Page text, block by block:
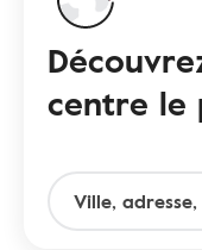
centre le